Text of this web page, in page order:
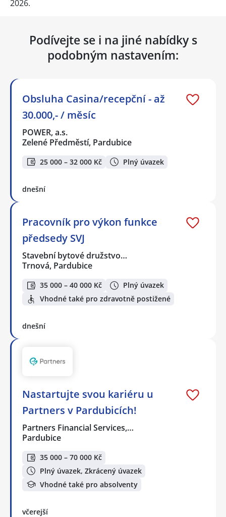
2026.
Podívejte se i na jiné nabídky s
podobným nastavením:
Obsluha Casina/recepční - až
30.000,- / měsíc
POWER, a.s.
Zelené Předměstí, Pardubice
25 000 – 32 000 Kč Plný úvazek
dnešní
Pracovník pro výkon funkce
předsedy SVJ
Stavební bytové družstvo…
Trnová, Pardubice
35 000 – 40 000 Kč
Plný úvazek
Vhodné také pro zdravotně postižené
dnešní
Nastartujte svou kariéru u
Partners v Pardubicích!
Partners Financial Services,…
Pardubice
35 000 – 70 000 Kč
Plný úvazek, Zkrácený úvazek
Vhodné také pro absolventy
včerejší